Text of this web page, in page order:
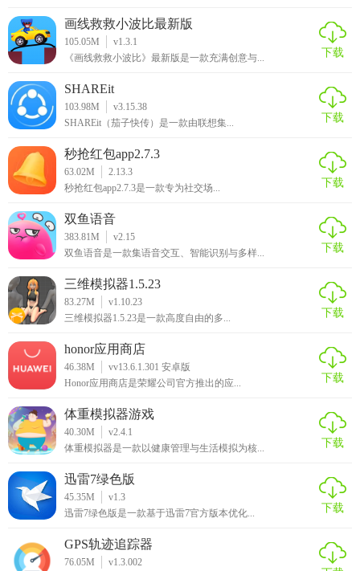
心动文学社最新版本凭借其丰富的功能、友好的界面设计以
及强大的社区互动性，成功吸引了大量文学爱好者的关注。
无论是对于想要提升自己写作水平的用户，还是渴望在忙碌
生活中寻找一片文学净土的朋友，都是一个不可多得的好选
择。其持续更新的内容和积极健康的社区氛围，让每一位用
户都能在这里找到属于自己的文学世界。
画线救救小波比最新版
105.05M
v1.3.1
《画线救救小波比》最新版是一款充满创意与...
下载
SHAREit
103.98M
v3.15.38
SHAREit（茄子快传）是一款由联想集...
下载
秒抢红包app2.7.3
63.02M
2.13.3
秒抢红包app2.7.3是一款专为社交场...
下载
双鱼语音
383.81M
v2.15
双鱼语音是一款集语音交互、智能识别与多样...
下载
三维模拟器1.5.23
83.27M
v1.10.23
三维模拟器1.5.23是一款高度自由的多...
下载
honor应用商店
46.38M
vv13.6.1.301 安卓版
Honor应用商店是荣耀公司官方推出的应...
下载
体重模拟器游戏
40.30M
v2.4.1
体重模拟器是一款以健康管理与生活模拟为核...
下载
迅雷7绿色版
45.35M
v1.3
迅雷7绿色版是一款基于迅雷7官方版本优化...
下载
GPS轨迹追踪器
76.05M v1.3.002